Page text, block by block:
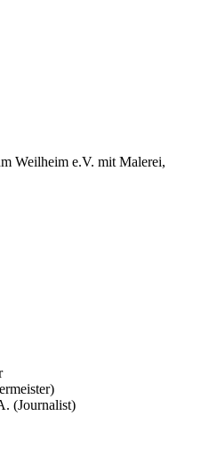
Weilheim e.V. mit Malerei,
(Journalist)